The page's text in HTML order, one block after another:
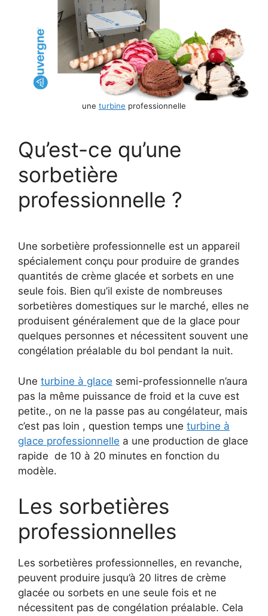
une turbine professionnelle
Qu’est-ce qu’une
sorbetière
professionnelle ?
Une sorbetière professionnelle est un appareil
spécialement conçu pour produire de grandes
quantités de crème glacée et sorbets en une
seule fois. Bien qu’il existe de nombreuses
sorbetières domestiques sur le marché, elles ne
produisent généralement que de la glace pour
quelques personnes et nécessitent souvent une
congélation préalable du bol pendant la nuit.
Une turbine à glace semi-professionnelle n’aura
pas la même puissance de froid et la cuve est
petite., on ne la passe pas au congélateur, mais
c’est pas loin , question temps une turbine à
glace professionnelle a une production de glace
rapide de 10 à 20 minutes en fonction du
modèle.
Les sorbetières
professionnelles
Les sorbetières professionnelles, en revanche,
peuvent produire jusqu’à 20 litres de crème
glacée ou sorbets en une seule fois et ne
nécessitent pas de congélation préalable. Cela